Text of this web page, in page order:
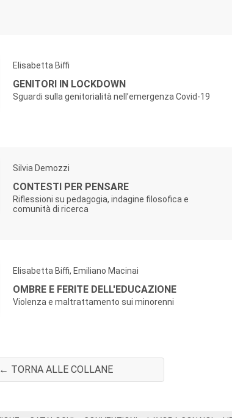
Elisabetta Biffi
GENITORI IN LOCKDOWN
Sguardi sulla genitorialità nell’emergenza Covid-19
Silvia Demozzi
CONTESTI PER PENSARE
Riflessioni su pedagogia, indagine filosofica e
comunità di ricerca
Elisabetta Biffi, Emiliano Macinai
OMBRE E FERITE DELL'EDUCAZIONE
Violenza e maltrattamento sui minorenni
← TORNA ALLE COLLANE